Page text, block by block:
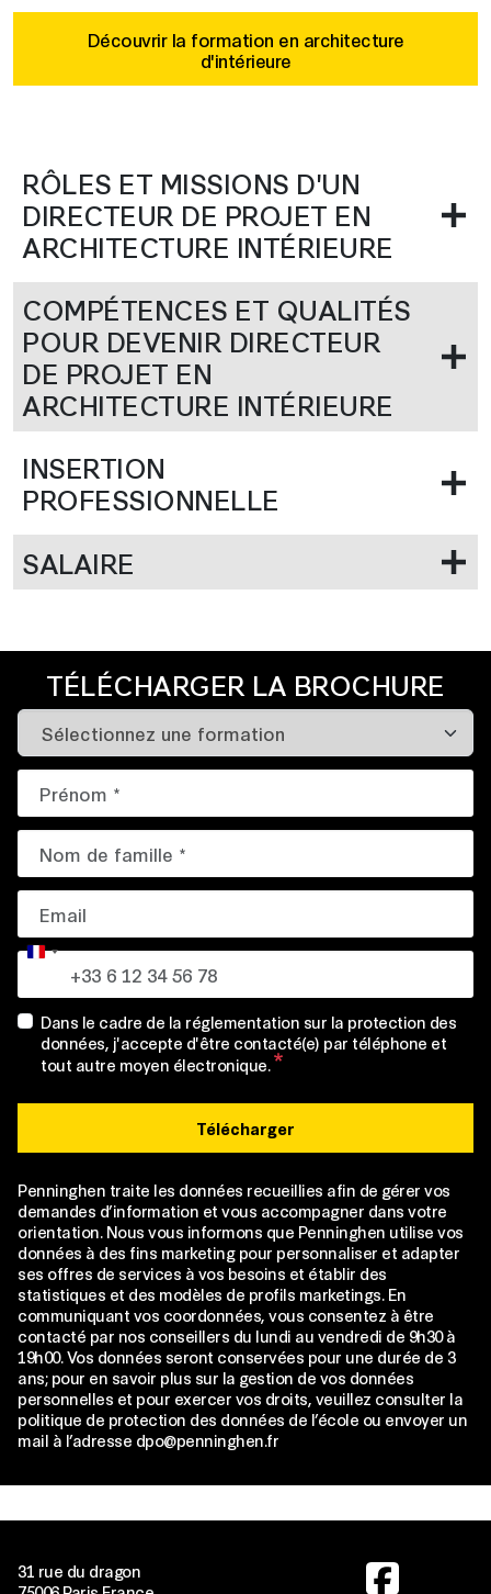
Découvrir la formation en architecture
d'intérieure
RÔLES ET MISSIONS D'UN
DIRECTEUR DE PROJET EN
ARCHITECTURE INTÉRIEURE
COMPÉTENCES ET QUALITÉS
POUR DEVENIR DIRECTEUR
DE PROJET EN
ARCHITECTURE INTÉRIEURE
INSERTION
PROFESSIONNELLE
SALAIRE
TÉLÉCHARGER LA BROCHURE
France
Dans le cadre de la réglementation sur la protection des
données, j'accepte d'être contacté(e) par téléphone et
tout autre moyen électronique.
Télécharger
Penninghen traite les données recueillies afin de gérer vos
demandes d’information et vous accompagner dans votre
orientation. Nous vous informons que Penninghen utilise vos
données à des fins marketing pour personnaliser et adapter
ses offres de services à vos besoins et établir des
statistiques et des modèles de profils marketings. En
communiquant vos coordonnées, vous consentez à être
contacté par nos conseillers du lundi au vendredi de 9h30 à
19h00. Vos données seront conservées pour une durée de 3
ans; pour en savoir plus sur la gestion de vos données
personnelles et pour exercer vos droits, veuillez consulter la
politique de protection des données de l’école ou envoyer un
mail à l’adresse dpo@penninghen.fr
31 rue du dragon
Image